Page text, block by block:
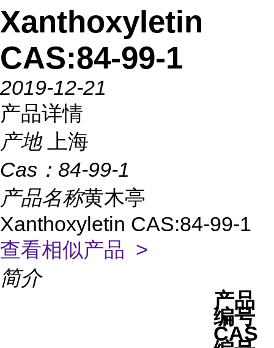
Xanthoxyletin
CAS:84-99-1
2019-12-21
产品详情
产地
上海
Cas： 84-99-1
产品名称黄木亭
Xanthoxyletin CAS:84-99-1
查看相似产品 >
简介
产品
编号
CAS